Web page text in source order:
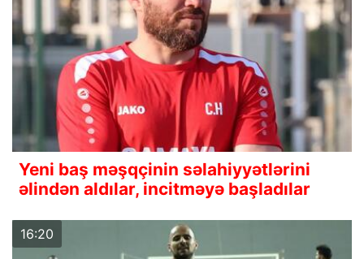
Yeni baş məşqçinin səlahiyyətlərini
əlindən aldılar, incitməyə başladılar
16:20